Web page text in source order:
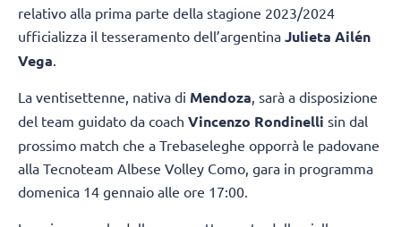
relativo alla prima parte della stagione 2023/2024
ufficializza il tesseramento dell’argentina Julieta Ailén
Vega.
La ventisettenne, nativa di Mendoza, sarà a disposizione
del team guidato da coach Vincenzo Rondinelli sin dal
prossimo match che a Trebaseleghe opporrà le padovane
alla Tecnoteam Albese Volley Como, gara in programma
domenica 14 gennaio alle ore 17:00.